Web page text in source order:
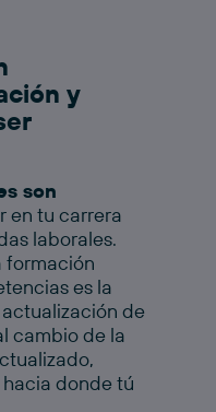
y
son
en tu carrera
laborales.
formación
es la
de
cambio de la
donde tú